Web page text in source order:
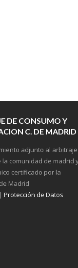
DE CONSUMO Y
C. DE MADRID
| Protección de Datos